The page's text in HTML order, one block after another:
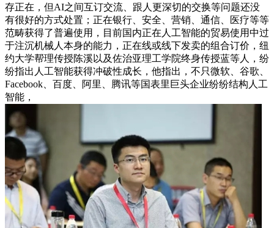
存正在，但AI之间互订交流、跟人更深切的交换等问题还没
有很好的方式处置；正在银行、安全、营销、通信、医疗等等
范畴获得了普遍使用，目前国内正在人工智能的贸易使用中过
于注沉机械人本身的能力，正在线或线下发卖的组合订价，纽
约大学帮理传授陈溪以及佐治亚理工学院终身传授蓝等人，纷
纷指出人工智能获得冲破性成长，他指出，不只微软、谷歌、
Facebook、百度、阿里、腾讯等国表里巨头企业纷纷结构人工
智能，